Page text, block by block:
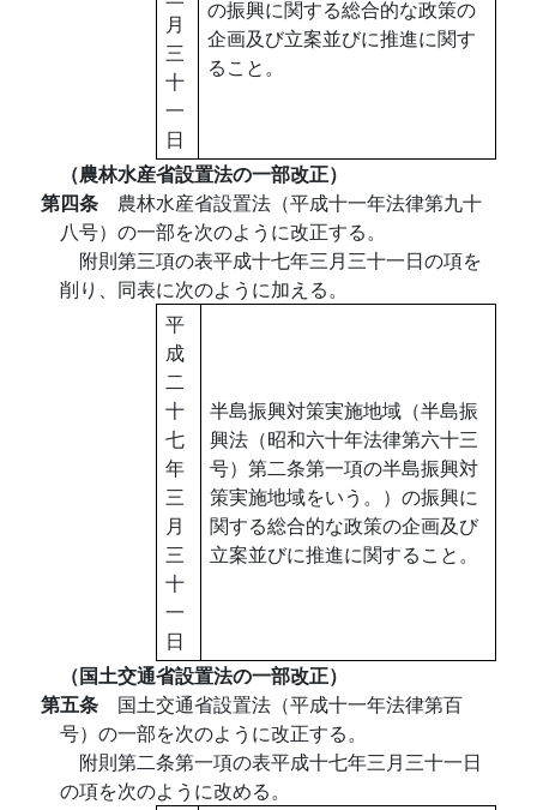
月
三
十
一
日
の振興に関する総合的な政策の
企画及び立案並びに推進に関す
ること。
（農林水産省設置法の一部改正）
第四条 農林水産省設置法（平成十一年法律第九十
八号）の一部を次のように改正する。
附則第三項の表平成十七年三月三十一日の項を
削り、同表に次のように加える。
平
成
二
十
七
年
三
月
三
十
一
日
半島振興対策実施地域（半島振
興法（昭和六十年法律第六十三
号）第二条第一項の半島振興対
策実施地域をいう。）の振興に
関する総合的な政策の企画及び
立案並びに推進に関すること。
（国土交通省設置法の一部改正）
第五条 国土交通省設置法（平成十一年法律第百
号）の一部を次のように改正する。
附則第二条第一項の表平成十七年三月三十一日
の項を次のように改める。